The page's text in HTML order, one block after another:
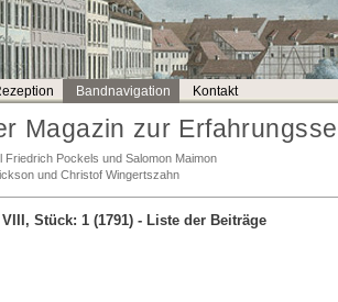
Bandnavigation Kontakt
Magazin zur
Pockels und Salomon Maimon
und Christof Wingertszahn
Stück: 1 (1791) - Liste der Beiträge